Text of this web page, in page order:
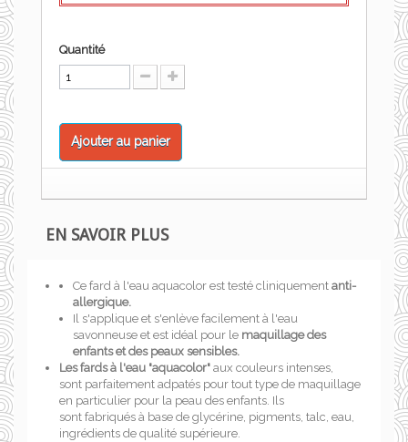
Quantité
Ajouter au panier
EN SAVOIR PLUS
Ce fard à l'eau aquacolor est testé cliniquement anti-
allergique.
Il s'applique et s'enlève facilement à l'eau
savonneuse et est idéal pour le maquillage des
enfants et des peaux sensibles.
Les fards à l'eau "aquacolor" aux couleurs intenses,
sont parfaitement adpatés pour tout type de maquillage
en particulier pour la peau des enfants. Ils
sont fabriqués à base de glycérine, pigments, talc, eau,
ingrédients de qualité supérieure.